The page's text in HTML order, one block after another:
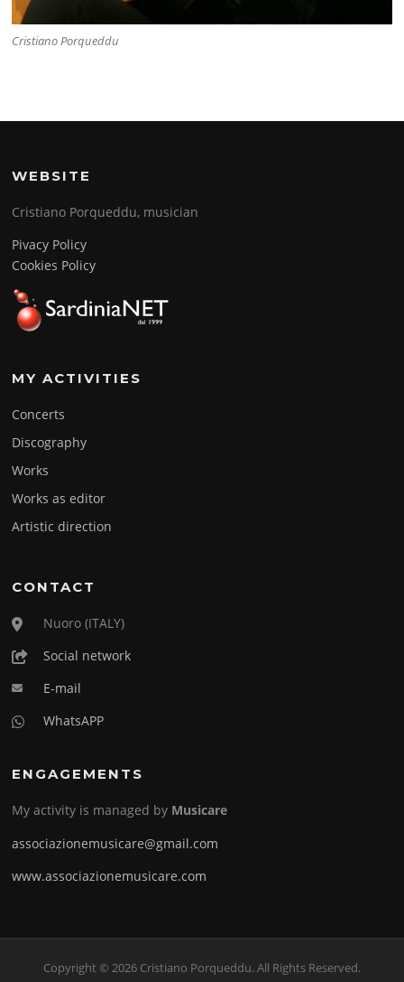
Cristiano Porqueddu
WEBSITE
Cristiano Porqueddu, musician
Pivacy Policy
Cookies Policy
MY ACTIVITIES
Concerts
Discography
Works
Works as editor
Artistic direction
CONTACT
Nuoro (ITALY)
Social network
E-mail
WhatsAPP
ENGAGEMENTS
My activity is managed by Musicare
associazionemusicare@gmail.com
www.associazionemusicare.com
Copyright © 2026 Cristiano Porqueddu. All Rights Reserved.